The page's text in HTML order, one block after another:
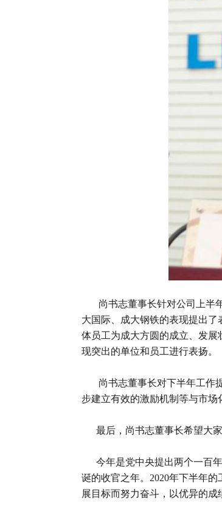
尚书志董事长针对公司上半年
大国际、成大钢铁的表现提出
体员工为成大方圆的成立、发
现突出的单位和员工进行表扬。
尚书志董事长对下半年工作提
步建立有效的激励机制等与市场
最后，尚书志董事长希望大家
今年是党中央提出两个一百年
诞的收官之年。2020年下半年
展目标而努力奋斗，以优异的成